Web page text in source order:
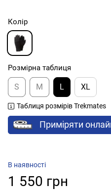
Колір
Розмірна таблиця
S M L XL
Таблиця розмірів Trekmates
Приміряти
В наявності
1 550 грн